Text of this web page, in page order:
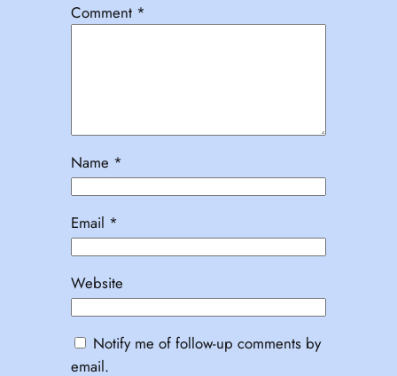
Comment *
Name *
Email *
Website
Notify me of follow-up comments by
email.